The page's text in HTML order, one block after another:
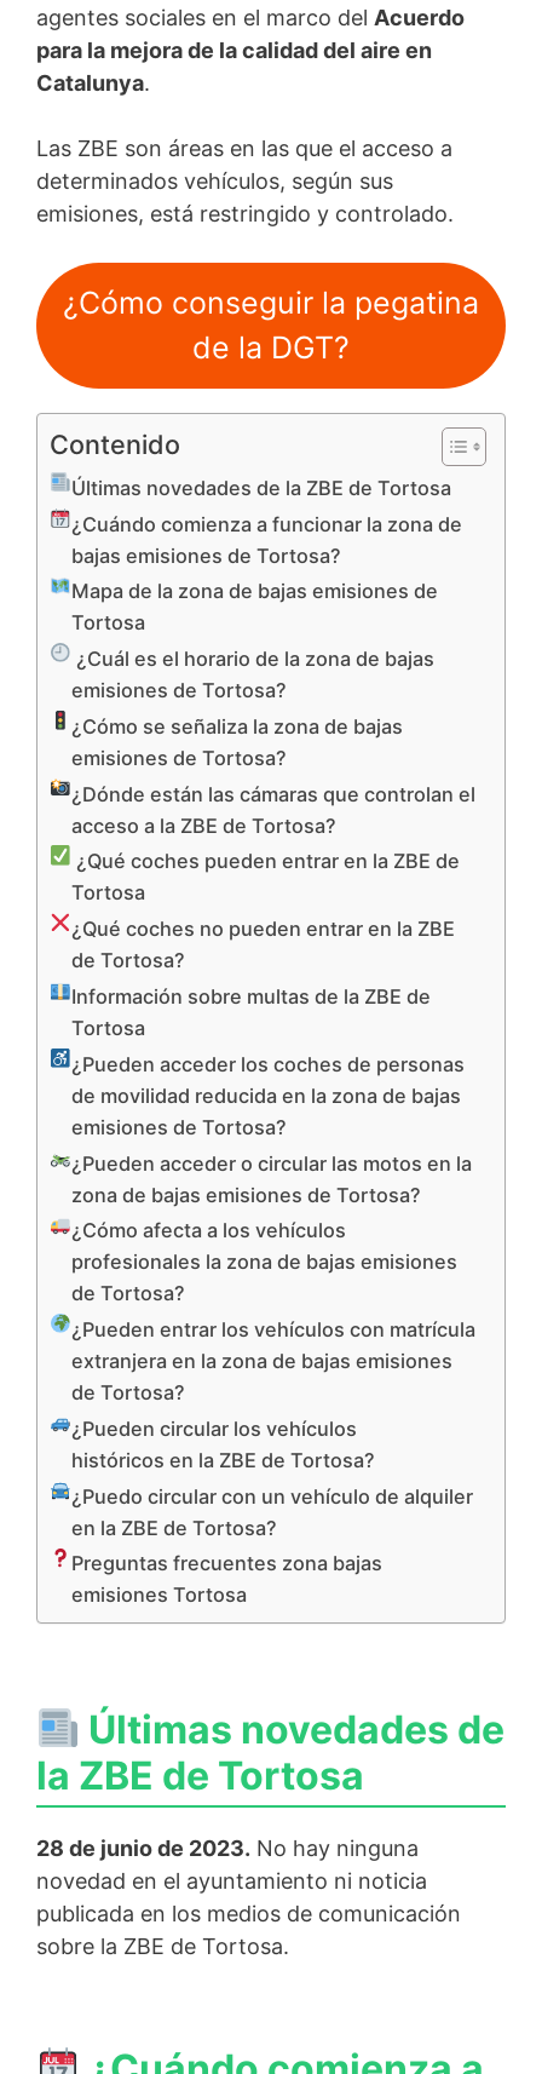
agentes sociales en el marco del Acuerdo
para la mejora de la calidad del aire en
Catalunya.
Las ZBE son áreas en las que el acceso a
determinados vehículos, según sus
emisiones, está restringido y controlado.
¿Cómo conseguir la pegatina
de la DGT?
Contenido
Últimas novedades de la ZBE de Tortosa
¿Cuándo comienza a funcionar la zona de
bajas emisiones de Tortosa?
Mapa de la zona de bajas emisiones de
Tortosa
¿Cuál es el horario de la zona de bajas
emisiones de Tortosa?
¿Cómo se señaliza la zona de bajas
emisiones de Tortosa?
¿Dónde están las cámaras que controlan el
acceso a la ZBE de Tortosa?
¿Qué coches pueden entrar en la ZBE de
Tortosa
¿Qué coches no pueden entrar en la ZBE
de Tortosa?
Información sobre multas de la ZBE de
Tortosa
¿Pueden acceder los coches de personas
de movilidad reducida en la zona de bajas
emisiones de Tortosa?
¿Pueden acceder o circular las motos en la
zona de bajas emisiones de Tortosa?
¿Cómo afecta a los vehículos
profesionales la zona de bajas emisiones
de Tortosa?
¿Pueden entrar los vehículos con matrícula
extranjera en la zona de bajas emisiones
de Tortosa?
¿Pueden circular los vehículos
históricos en la ZBE de Tortosa?
¿Puedo circular con un vehículo de alquiler
en la ZBE de Tortosa?
Preguntas frecuentes zona bajas
emisiones Tortosa
Últimas novedades de
la ZBE de Tortosa
28 de junio de 2023. No hay ninguna
novedad en el ayuntamiento ni noticia
publicada en los medios de comunicación
sobre la ZBE de Tortosa.